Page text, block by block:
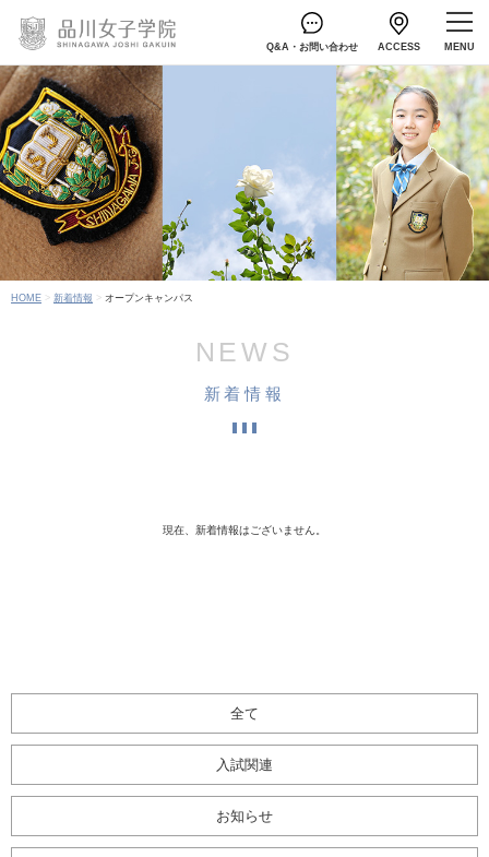
Q&A・お問い合わせ ACCESS
HOME 新着情報 オープンキャンパス
NEWS
新着情報
現在、新着情報はございません。
全て
入試関連
お知らせ